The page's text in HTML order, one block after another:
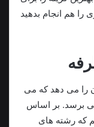
را هم انجام بدهید
را می دهد که می
برسد. بر اساس
که رشته های